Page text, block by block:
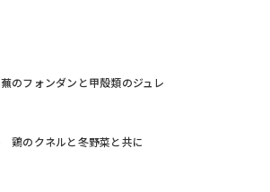
のフォンダンと甲殻類のジュレ
鶏のクネルと冬野菜と共に